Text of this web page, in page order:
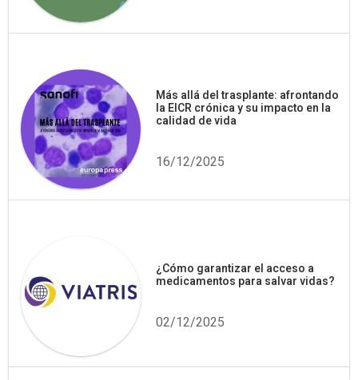
Más allá del trasplante: afrontando
la EICR crónica y su impacto en la
calidad de vida
16/12/2025
¿Cómo garantizar el acceso a
medicamentos para salvar vidas?
02/12/2025